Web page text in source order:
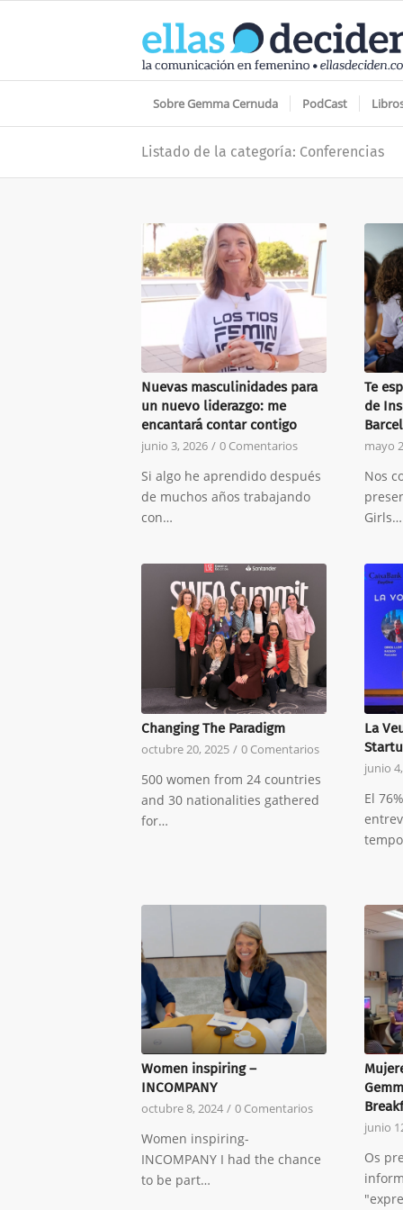
Sobre Gemma Cernuda PodCast
Listado de la categoría: Conferencias
Nuevas masculinidades para
un nuevo liderazgo: me
encantará contar contigo
junio 3, 2026 / 0 Comentarios
Si algo he aprendido después
de muchos años trabajando
con…
Te
de
mayo
Nos
Girls…
Changing The Paradigm
octubre 20, 2025 / 0 Comentarios
500 women from 24 countries
and 30 nationalities gathered
for…
La
junio
El
Women inspiring –
INCOMPANY
octubre 8, 2024 / 0 Comentarios
Women inspiring-
INCOMPANY I had the chance
to be part…
junio
Os